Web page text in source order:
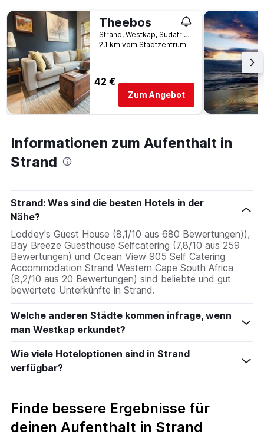
Theebos
Strand, Westkap, Südafrika
2,1 km vom Stadtzentrum
42 €
Zum Angebot
Informationen zum Aufenthalt in
Strand
Strand: Was sind die besten Hotels in der
Nähe?
Loddey's Guest House (8,1/10 aus 680 Bewertungen)),
Bay Breeze Guesthouse Selfcatering (7,8/10 aus 259
Bewertungen) und Ocean View 905 Self Catering
Accommodation Strand Western Cape South Africa
(8,2/10 aus 20 Bewertungen) sind beliebte und gut
bewertete Unterkünfte in Strand.
Welche anderen Städte kommen infrage, wenn
man Westkap erkundet?
Wie viele Hoteloptionen sind in Strand
verfügbar?
Finde bessere Ergebnisse für
deinen Aufenthalt in Strand